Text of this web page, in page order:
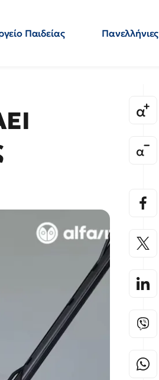
Παιδείας Πανελλήνιες